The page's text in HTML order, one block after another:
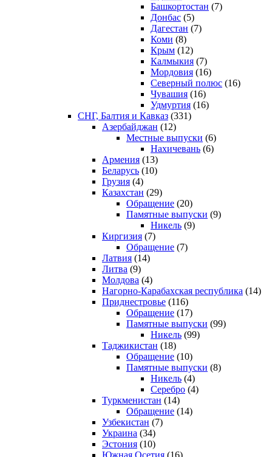
Башкортостан (7)
Донбас (5)
Дагестан (7)
Коми (8)
Крым (12)
Калмыкия (7)
Мордовия (16)
Северный полюс (16)
Чувашия (16)
Удмуртия (16)
СНГ, Балтия и Кавказ (331)
Азербайджан (12)
Местные выпуски (6)
Нахичевань (6)
Армения (13)
Беларусь (10)
Грузия (4)
Казахстан (29)
Обращение (20)
Памятные выпуски (9)
Никель (9)
Киргизия (7)
Обращение (7)
Латвия (14)
Литва (9)
Молдова (4)
Нагорно-Карабахская республика (14)
Приднестровье (116)
Обращение (17)
Памятные выпуски (99)
Никель (99)
Таджикистан (18)
Обращение (10)
Памятные выпуски (8)
Никель (4)
Серебро (4)
Туркменистан (14)
Обращение (14)
Узбекистан (7)
Украина (34)
Эстония (10)
Южная Осетия (16)